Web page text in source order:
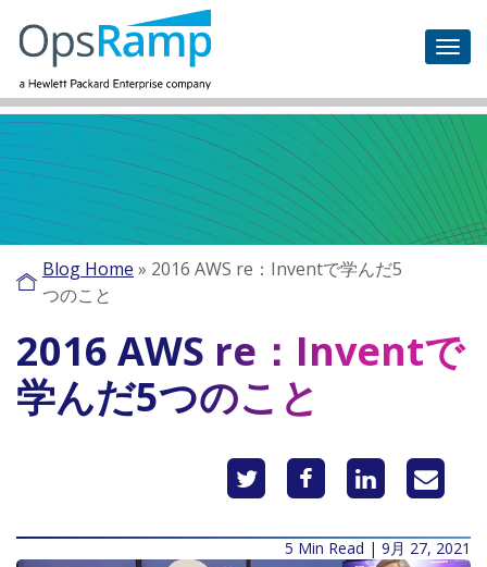
Blog Home » 2016 AWS re：Inventで学んだ5
つのこと
2016 AWS re：Inventで
学んだ5つのこと
5 Min Read | 9月 27, 2021